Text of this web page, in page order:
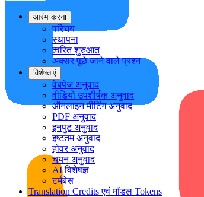
आरंभ करना
परिचय
स्थापना
त्वरित शुरुआत
अक्सर पूछे जाने वाले प्रश्न
विशेषताएं
वेबपेज अनुवाद
वीडियो उपशीर्षक अनुवाद
ऑनलाइन मीटिंग अनुवाद
PDF अनुवाद
इनपुट अनुवाद
इष्टतम अनुवाद
होवर अनुवाद
चयन अनुवाद
AI विशेषज्ञ
टर्मबेस
Translation Credits एवं मॉडल Tokens